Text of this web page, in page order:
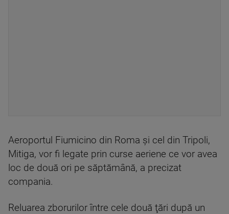
Aeroportul Fiumicino din Roma şi cel din Tripoli,
Mitiga, vor fi legate prin curse aeriene ce vor avea
loc de două ori pe săptămână, a precizat
compania.
Reluarea zborurilor între cele două ţări după un